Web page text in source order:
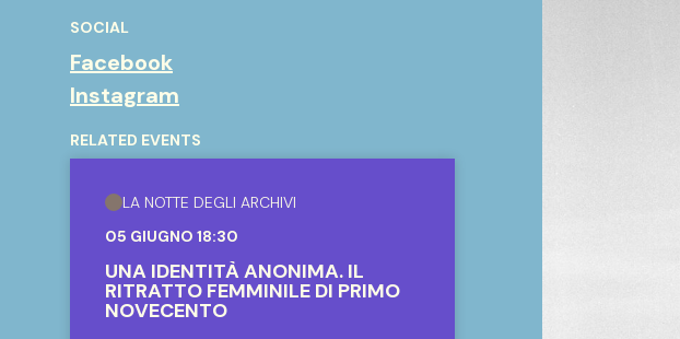
SOCIAL
Facebook
Instagram
RELATED EVENTS
LA NOTTE DEGLI ARCHIVI
05 GIUGNO 18:30
UNA IDENTITÀ ANONIMA. IL
RITRATTO FEMMINILE DI PRIMO
NOVECENTO